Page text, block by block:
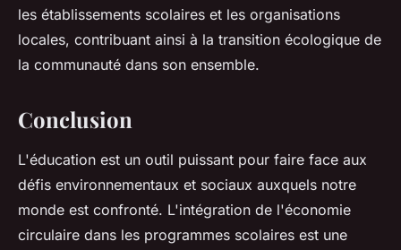
les établissements scolaires et les organisations
locales, contribuant ainsi à la transition écologique de
la communauté dans son ensemble.
Conclusion
L'éducation est un outil puissant pour faire face aux
défis environnementaux et sociaux auxquels notre
monde est confronté. L'intégration de l'économie
circulaire dans les programmes scolaires est une